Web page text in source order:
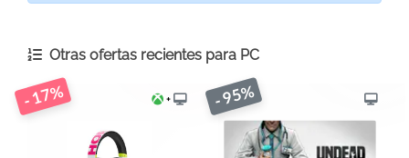
Otras ofertas recientes para PC
- 17% + - 95%